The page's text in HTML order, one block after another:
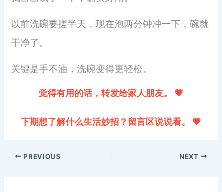
以前洗碗要搓半天，现在泡两分钟冲一下，碗就
干净了。
关键是手不油，洗碗变得更轻松。
觉得有用的话，转发给家人朋友。 💗
下期想了解什么生活妙招？留言区说说看。 💗
PREVIOUS NEXT